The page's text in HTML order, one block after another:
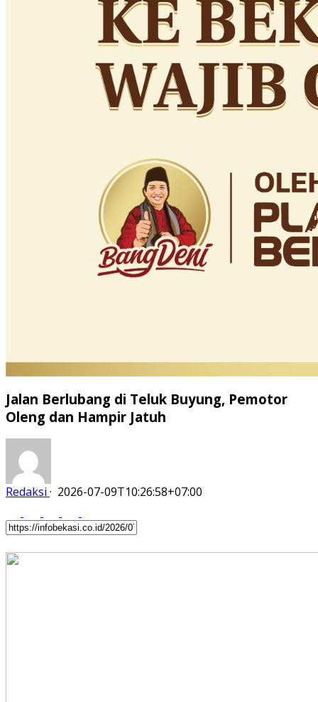
Jalan Berlubang di Teluk Buyung, Pemotor
Oleng dan Hampir Jatuh
Redaksi · 2026-07-09T10:26:58+07:00